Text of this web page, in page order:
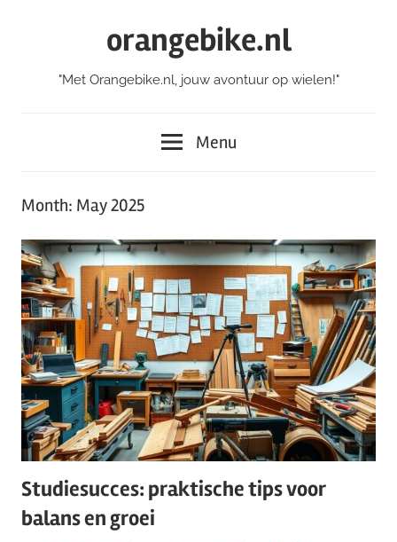
orangebike.nl
"Met Orangebike.nl, jouw avontuur op wielen!"
Menu
Month: May 2025
Studiesucces: praktische tips voor
balans en groei